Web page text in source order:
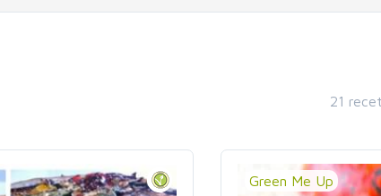
21
Green Me Up